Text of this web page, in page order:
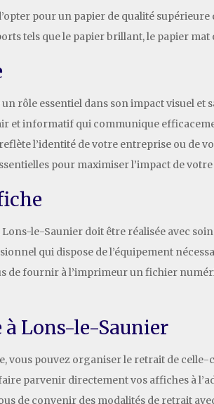
pour un papier de qualité
tels que le papier brillant, le papier
rôle essentiel dans son impact visuel
et informatif qui communique
l’identité de votre entreprise ou de
pour maximiser l’impact de
Lons-le-Saunier doit être réalisée avec
qui dispose de l’équipement
de fournir à l’imprimeur un fichier
à Lons-le-Saunier
vous pouvez organiser le retrait de
parvenir directement vos affiches à
de convenir des modalités de retrait